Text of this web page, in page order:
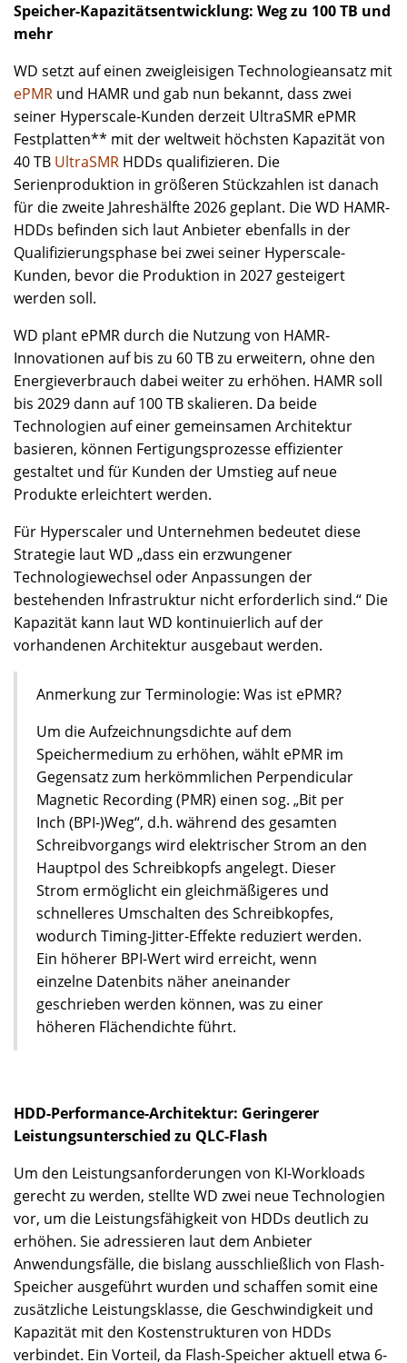
Speicher-Kapazitätsentwicklung: Weg zu 100 TB und
mehr
WD setzt auf einen zweigleisigen Technologieansatz mit
ePMR und HAMR und gab nun bekannt, dass zwei
seiner Hyperscale-Kunden derzeit UltraSMR ePMR
Festplatten** mit der weltweit höchsten Kapazität von
40 TB UltraSMR HDDs qualifizieren. Die
Serienproduktion in größeren Stückzahlen ist danach
für die zweite Jahreshälfte 2026 geplant. Die WD HAMR-
HDDs befinden sich laut Anbieter ebenfalls in der
Qualifizierungsphase bei zwei seiner Hyperscale-
Kunden, bevor die Produktion in 2027 gesteigert
werden soll.
WD plant ePMR durch die Nutzung von HAMR-
Innovationen auf bis zu 60 TB zu erweitern, ohne den
Energieverbrauch dabei weiter zu erhöhen. HAMR soll
bis 2029 dann auf 100 TB skalieren. Da beide
Technologien auf einer gemeinsamen Architektur
basieren, können Fertigungsprozesse effizienter
gestaltet und für Kunden der Umstieg auf neue
Produkte erleichtert werden.
Für Hyperscaler und Unternehmen bedeutet diese
Strategie laut WD „dass ein erzwungener
Technologiewechsel oder Anpassungen der
bestehenden Infrastruktur nicht erforderlich sind.“ Die
Kapazität kann laut WD kontinuierlich auf der
vorhandenen Architektur ausgebaut werden.
Anmerkung zur Terminologie: Was ist ePMR?
Um die Aufzeichnungsdichte auf dem
Speichermedium zu erhöhen, wählt ePMR im
Gegensatz zum herkömmlichen Perpendicular
Magnetic Recording (PMR) einen sog. „Bit per
Inch (BPI-)Weg“, d.h. während des gesamten
Schreibvorgangs wird elektrischer Strom an den
Hauptpol des Schreibkopfs angelegt. Dieser
Strom ermöglicht ein gleichmäßigeres und
schnelleres Umschalten des Schreibkopfes,
wodurch Timing-Jitter-Effekte reduziert werden.
Ein höherer BPI-Wert wird erreicht, wenn
einzelne Datenbits näher aneinander
geschrieben werden können, was zu einer
höheren Flächendichte führt.
HDD-Performance-Architektur: Geringerer
Leistungsunterschied zu QLC-Flash
Um den Leistungsanforderungen von KI-Workloads
gerecht zu werden, stellte WD zwei neue Technologien
vor, um die Leistungsfähigkeit von HDDs deutlich zu
erhöhen. Sie adressieren laut dem Anbieter
Anwendungsfälle, die bislang ausschließlich von Flash-
Speicher ausgeführt wurden und schaffen somit eine
zusätzliche Leistungsklasse, die Geschwindigkeit und
Kapazität mit den Kostenstrukturen von HDDs
verbindet. Ein Vorteil, da Flash-Speicher aktuell etwa 6-